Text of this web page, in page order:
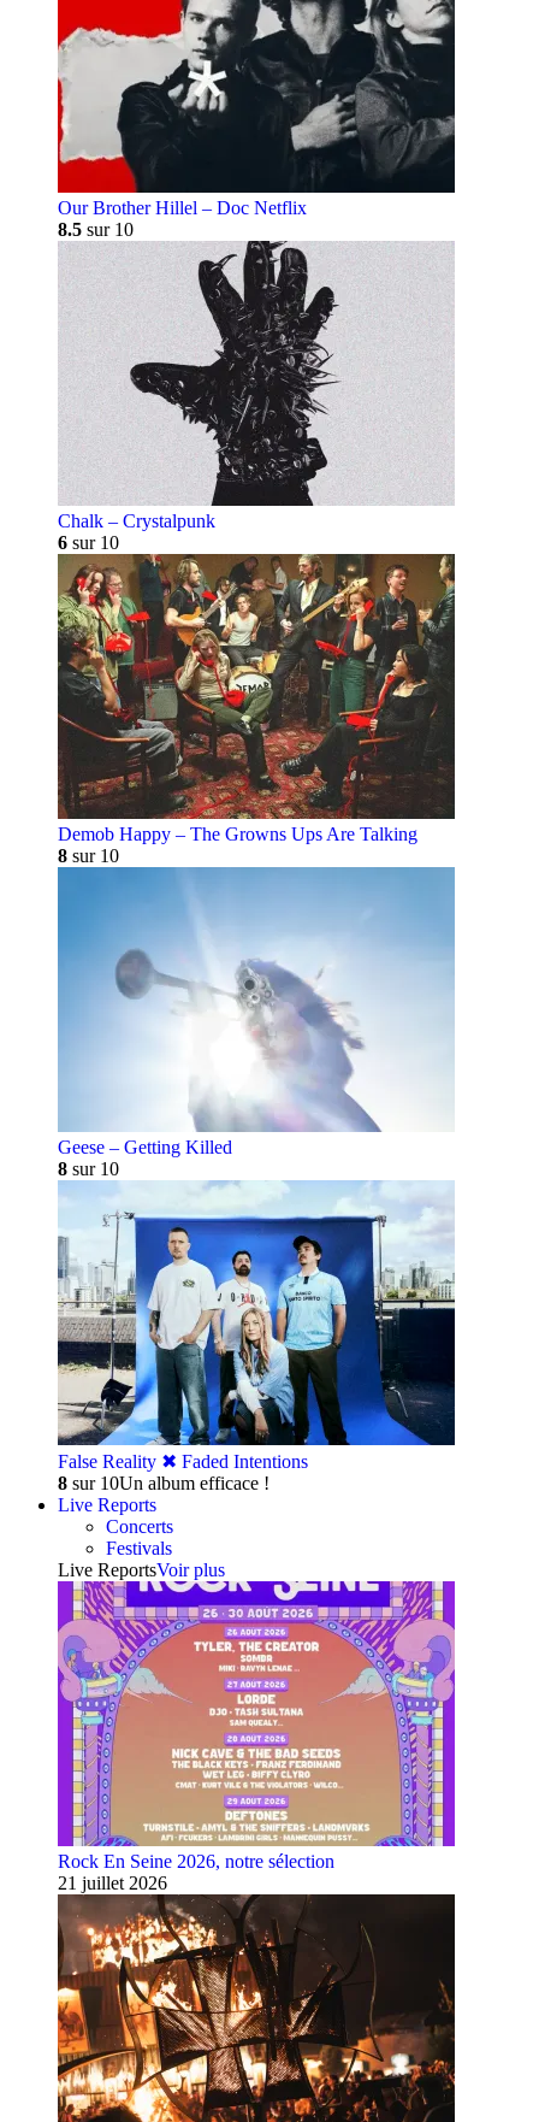
Our Brother Hillel – Doc Netflix
8.5 sur 10
Chalk – Crystalpunk
6 sur 10
Demob Happy – The Growns Ups Are Talking
8 sur 10
Geese – Getting Killed
8 sur 10
False Reality ✖︎ Faded Intentions
8 sur 10Un album efficace !
Live Reports
Concerts
Festivals
Live ReportsVoir plus
Rock En Seine 2026, notre sélection
21 juillet 2026